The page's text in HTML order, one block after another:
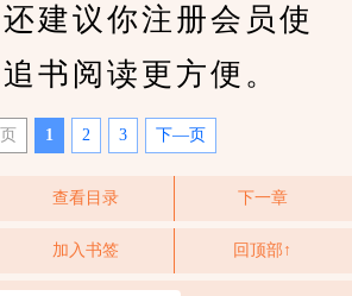
建议你注册会员使
书阅读更方便。
1 2 3 下—页
查看目录 下一章
加入书签 回顶部↑